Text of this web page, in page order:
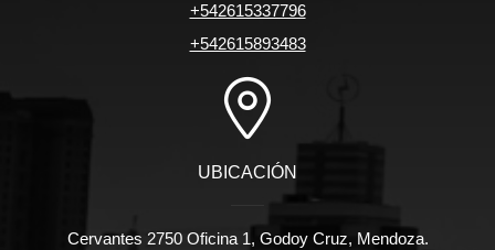
+542615337796
+542615893483
UBICACIÓN
Cervantes 2750 Oficina 1, Godoy Cruz, Mendoza.